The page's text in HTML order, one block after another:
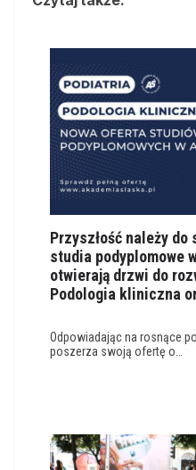
Przyszłość należy
studia podyplomowe
otwierają drzwi do
Podologia kliniczna
Odpowiadając na rosnące
poszerza swoją ofertę o…